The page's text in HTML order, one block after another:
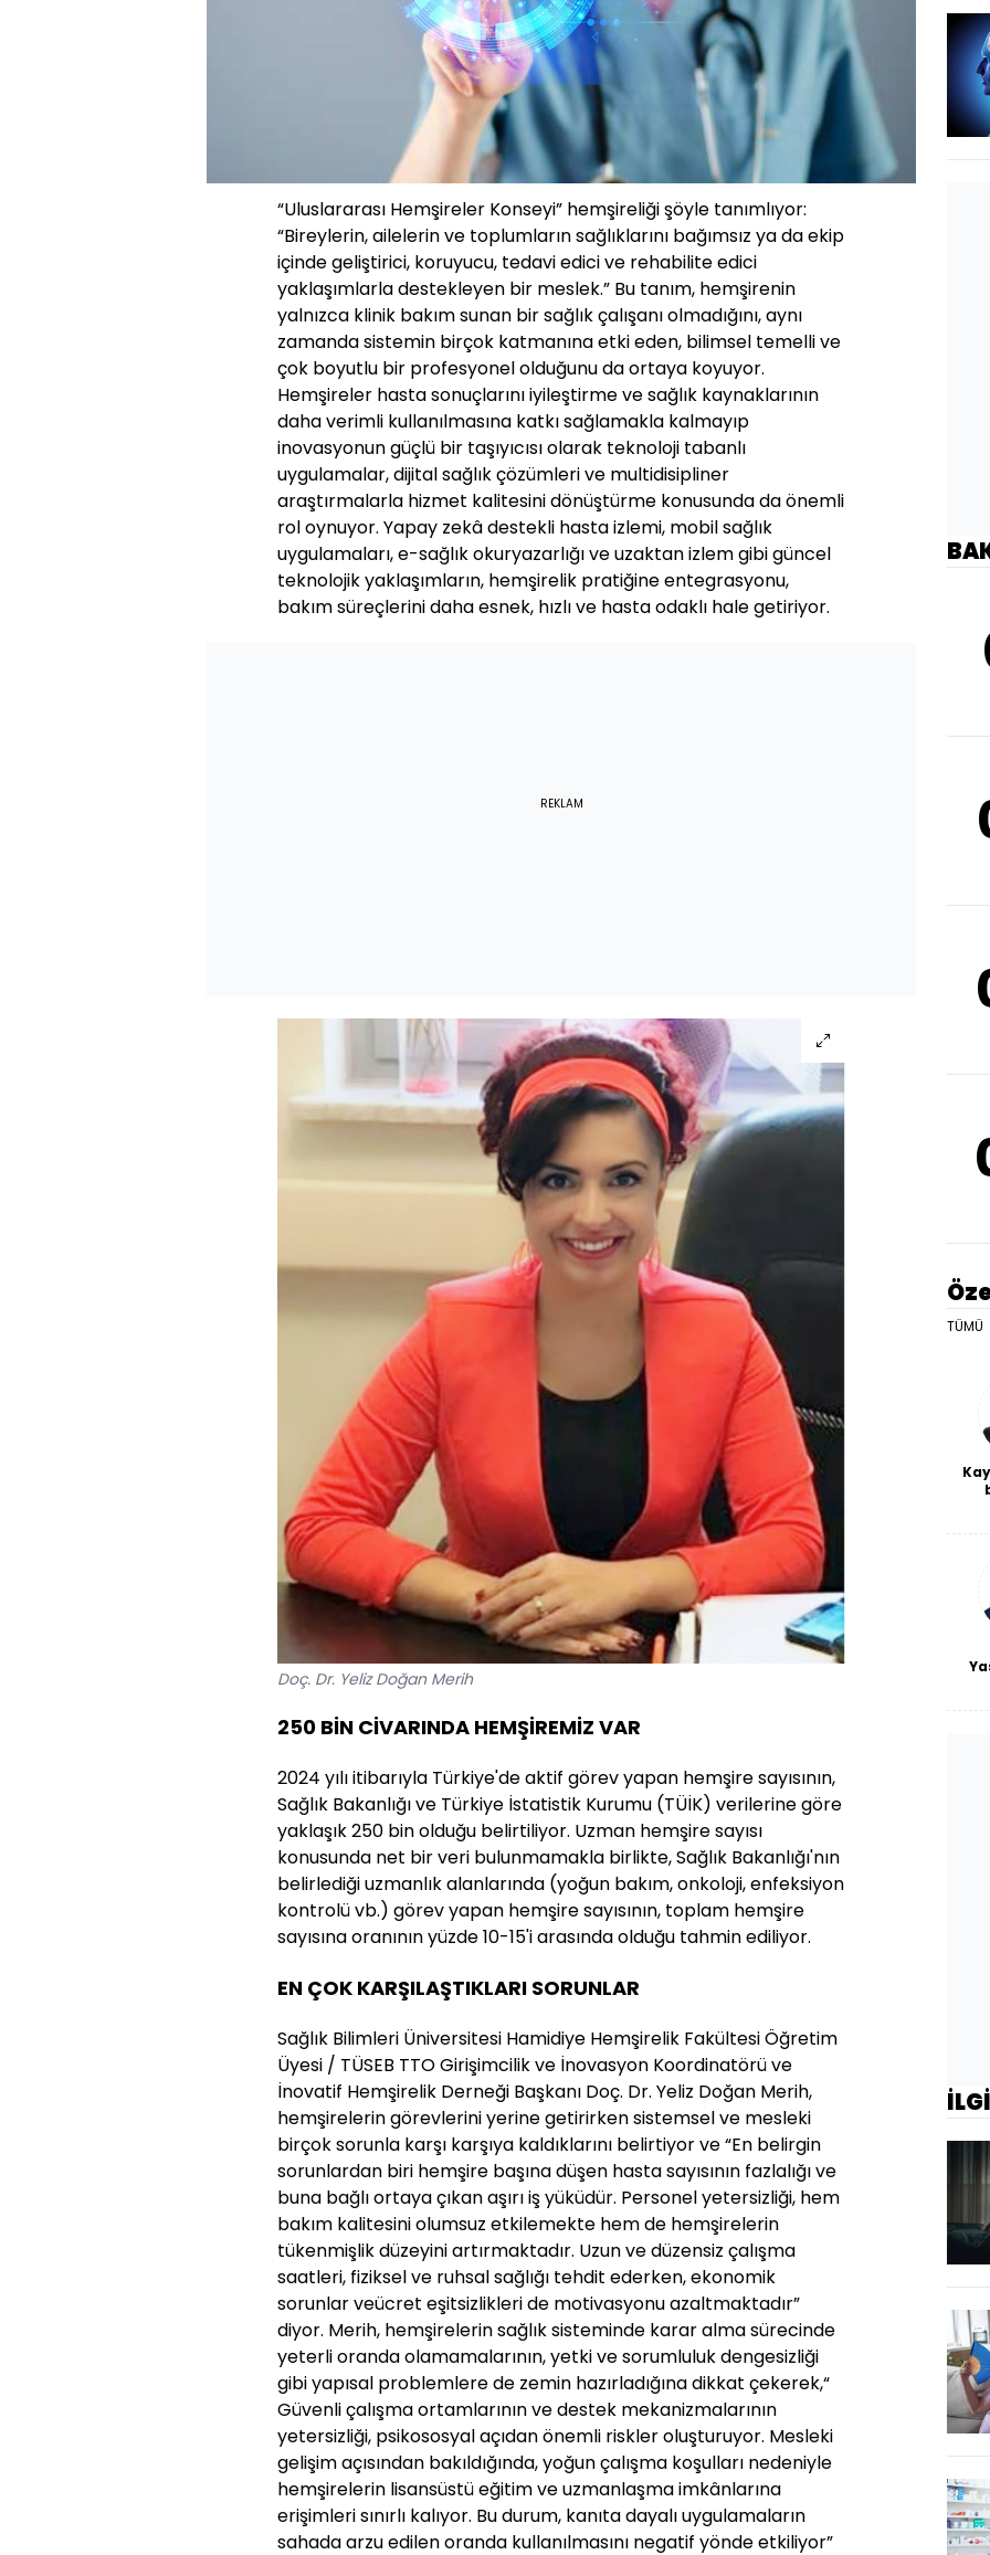
“Uluslararası Hemşireler Konseyi” hemşireliği şöyle tanımlıyor:
“Bireylerin, ailelerin ve toplumların sağlıklarını bağımsız ya da ekip
içinde geliştirici, koruyucu, tedavi edici ve rehabilite edici
yaklaşımlarla destekleyen bir meslek.” Bu tanım, hemşirenin
yalnızca klinik bakım sunan bir sağlık çalışanı olmadığını, aynı
zamanda sistemin birçok katmanına etki eden, bilimsel temelli ve
çok boyutlu bir profesyonel olduğunu da ortaya koyuyor.
Hemşireler hasta sonuçlarını iyileştirme ve sağlık kaynaklarının
daha verimli kullanılmasına katkı sağlamakla kalmayıp
inovasyonun güçlü bir taşıyıcısı olarak teknoloji tabanlı
uygulamalar, dijital sağlık çözümleri ve multidisipliner
araştırmalarla hizmet kalitesini dönüştürme konusunda da önemli
rol oynuyor. Yapay zekâ destekli hasta izlemi, mobil sağlık
uygulamaları, e-sağlık okuryazarlığı ve uzaktan izlem gibi güncel
teknolojik yaklaşımların, hemşirelik pratiğine entegrasyonu,
bakım süreçlerini daha esnek, hızlı ve hasta odaklı hale getiriyor.
REKLAM
Doç. Dr. Yeliz Doğan Merih
250 BİN CİVARINDA HEMŞİREMİZ VAR
2024 yılı itibarıyla Türkiye'de aktif görev yapan hemşire sayısının,
Sağlık Bakanlığı ve Türkiye İstatistik Kurumu (TÜİK) verilerine göre
yaklaşık 250 bin olduğu belirtiliyor. Uzman hemşire sayısı
konusunda net bir veri bulunmamakla birlikte, Sağlık Bakanlığı'nın
belirlediği uzmanlık alanlarında (yoğun bakım, onkoloji, enfeksiyon
kontrolü vb.) görev yapan hemşire sayısının, toplam hemşire
sayısına oranının yüzde 10-15'i arasında olduğu tahmin ediliyor.
EN ÇOK KARŞILAŞTIKLARI SORUNLAR
Sağlık Bilimleri Üniversitesi Hamidiye Hemşirelik Fakültesi Öğretim
Üyesi / TÜSEB TTO Girişimcilik ve İnovasyon Koordinatörü ve
İnovatif Hemşirelik Derneği Başkanı Doç. Dr. Yeliz Doğan Merih,
hemşirelerin görevlerini yerine getirirken sistemsel ve mesleki
birçok sorunla karşı karşıya kaldıklarını belirtiyor ve “En belirgin
sorunlardan biri hemşire başına düşen hasta sayısının fazlalığı ve
buna bağlı ortaya çıkan aşırı iş yüküdür. Personel yetersizliği, hem
bakım kalitesini olumsuz etkilemekte hem de hemşirelerin
tükenmişlik düzeyini artırmaktadır. Uzun ve düzensiz çalışma
saatleri, fiziksel ve ruhsal sağlığı tehdit ederken, ekonomik
sorunlar veücret eşitsizlikleri de motivasyonu azaltmaktadır”
diyor. Merih, hemşirelerin sağlık sisteminde karar alma sürecinde
yeterli oranda olamamalarının, yetki ve sorumluluk dengesizliği
gibi yapısal problemlere de zemin hazırladığına dikkat çekerek,“
Güvenli çalışma ortamlarının ve destek mekanizmalarının
yetersizliği, psikososyal açıdan önemli riskler oluşturuyor. Mesleki
gelişim açısından bakıldığında, yoğun çalışma koşulları nedeniyle
hemşirelerin lisansüstü eğitim ve uzmanlaşma imkânlarına
erişimleri sınırlı kalıyor. Bu durum, kanıta dayalı uygulamaların
sahada arzu edilen oranda kullanılmasını negatif yönde etkiliyor”
TÜMÜ